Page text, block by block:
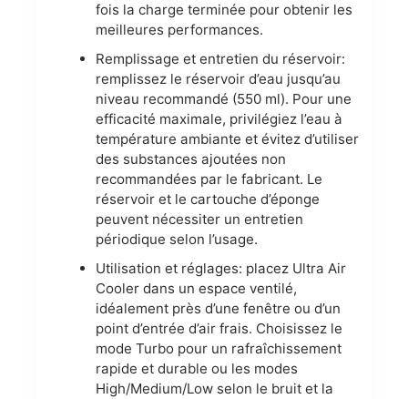
fois la charge terminée pour obtenir les
meilleures performances.
Remplissage et entretien du réservoir:
remplissez le réservoir d’eau jusqu’au
niveau recommandé (550 ml). Pour une
efficacité maximale, privilégiez l’eau à
température ambiante et évitez d’utiliser
des substances ajoutées non
recommandées par le fabricant. Le
réservoir et le cartouche d’éponge
peuvent nécessiter un entretien
périodique selon l’usage.
Utilisation et réglages: placez Ultra Air
Cooler dans un espace ventilé,
idéalement près d’une fenêtre ou d’un
point d’entrée d’air frais. Choisissez le
mode Turbo pour un rafraîchissement
rapide et durable ou les modes
High/Medium/Low selon le bruit et la